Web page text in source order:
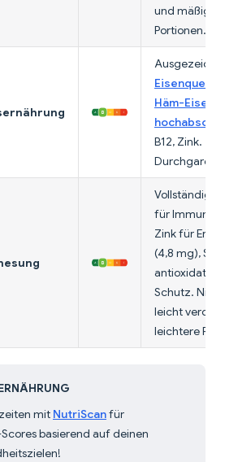
und mäßig
Portionen.
Eisenquelle
Häm-Eisen,
B12, Zink.
Durchgaren
Vollständiges
für
Zink für
(4,8 mg),
Schutz.
leicht
leichtere
mit NutriScanfür
basierend auf deinen